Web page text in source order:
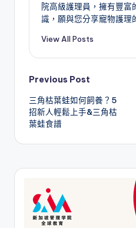
院高級護理員，擁有豐富
識，願與您分享寵物護理
View All Posts
Post
navigation
Previous Post
三角枯葉蛙如何飼養？5
招新人輕鬆上手&三角枯
葉蛙食譜